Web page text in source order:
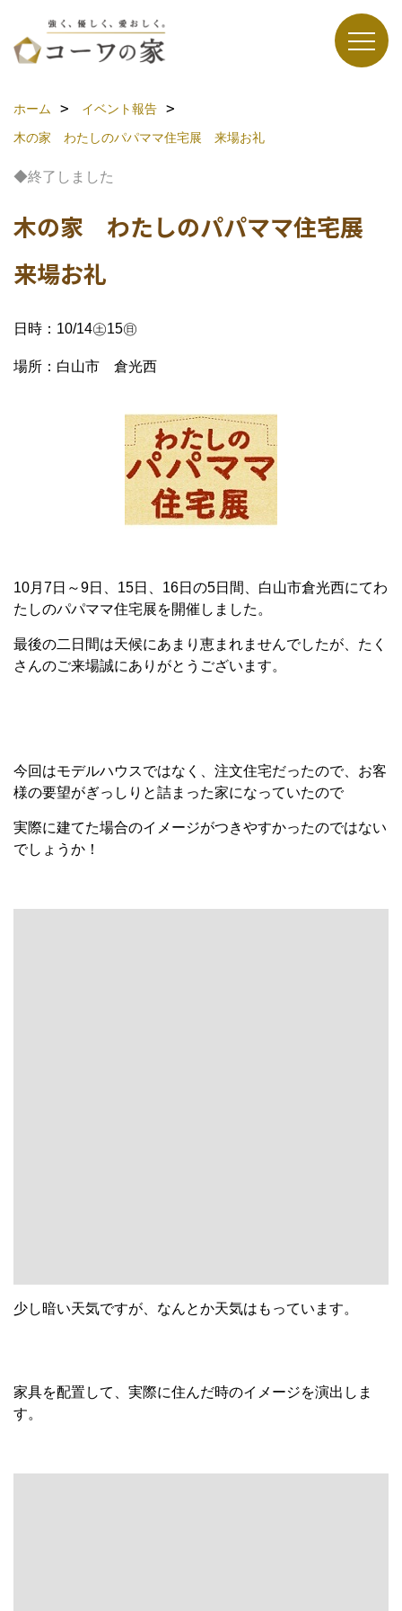
ホーム
イベント報告
木の家 わたしのパパママ住宅展 来場お礼
◆終了しました
木の家 わたしのパパママ住宅展
来場お礼
日時：10/14㊏15㊐
場所：白山市 倉光西
10月7日～9日、15日、16日の5日間、白山市倉光西にてわ
たしのパパママ住宅展を開催しました。
最後の二日間は天候にあまり恵まれませんでしたが、たく
さんのご来場誠にありがとうございます。
今回はモデルハウスではなく、注文住宅だったので、お客
様の要望がぎっしりと詰まった家になっていたので
実際に建てた場合のイメージがつきやすかったのではない
でしょうか！
少し暗い天気ですが、なんとか天気はもっています。
家具を配置して、実際に住んだ時のイメージを演出しま
す。